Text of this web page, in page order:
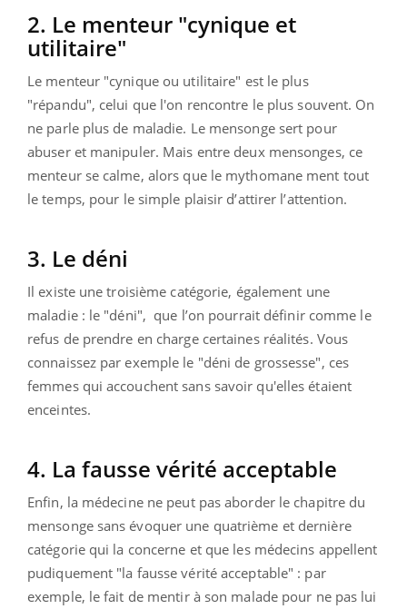
2. Le menteur "cynique et
utilitaire"
Le menteur "cynique ou utilitaire" est le plus
"répandu", celui que l'on rencontre le plus souvent. On
ne parle plus de maladie. Le mensonge sert pour
abuser et manipuler. Mais entre deux mensonges, ce
menteur se calme, alors que le mythomane ment tout
le temps, pour le simple plaisir d’attirer l’attention.
3. Le déni
Il existe une troisième catégorie, également une
maladie : le "déni", que l’on pourrait définir comme le
refus de prendre en charge certaines réalités. Vous
connaissez par exemple le "déni de grossesse", ces
femmes qui accouchent sans savoir qu'elles étaient
enceintes.
4. La fausse vérité acceptable
Enfin, la médecine ne peut pas aborder le chapitre du
mensonge sans évoquer une quatrième et dernière
catégorie qui la concerne et que les médecins appellent
pudiquement "la fausse vérité acceptable" : par
exemple, le fait de mentir à son malade pour ne pas lui